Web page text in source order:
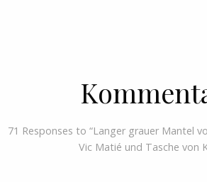
71 Responses to “Langer grauer Mantel
Vic Matié und Tasche von